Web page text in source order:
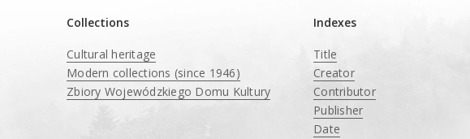
Collections
Cultural heritage
Modern collections (since 1946)
Zbiory Wojewódzkiego Domu Kultury
Indexes
Title
Creator
Contributor
Publisher
Date